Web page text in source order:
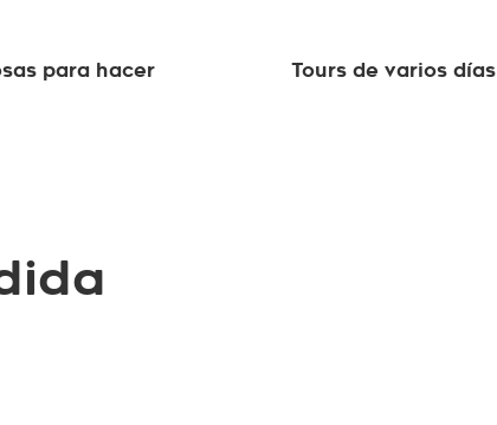
para hacer Tours de varios días